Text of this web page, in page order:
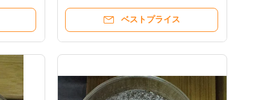
ベストプライス